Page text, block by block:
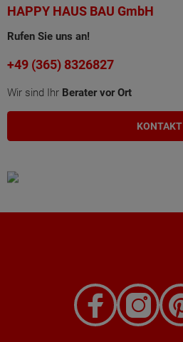
HAPPY HAUS BAU GmbH
Rufen Sie uns an!
+49 (365) 8326827
Wir sind Ihr Berater vor Ort
KONTAKT